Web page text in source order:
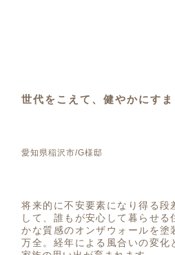
世代をこえて、健やかにすま
愛知県稲沢市/G様邸
将来的に不安要素になり得る段
して、誰もが安心して暮らせる
かな質感のオンザウォールを塗
万全。経年による風合いの変化